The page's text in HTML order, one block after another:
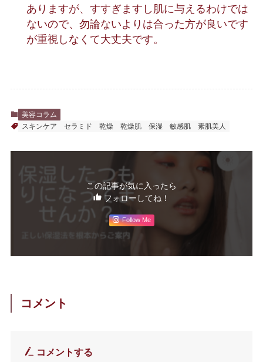
ありますが、すすぎますし肌に与えるわけでは
ないので、勿論ないよりは合った方が良いです
が重視しなくて大丈夫です。
美容コラム
スキンケア
セラミド 乾燥 乾燥肌 保湿 敏感肌 素肌美人
この記事が気に入ったら
フォローしてね！
Follow Me
コメント
コメントする